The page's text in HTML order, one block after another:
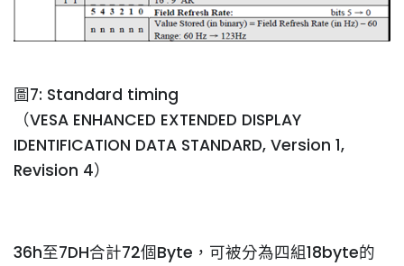
圖7: Standard timing
（VESA ENHANCED EXTENDED DISPLAY
IDENTIFICATION DATA STANDARD, Version 1,
Revision 4）
36h至7DH合計72個Byte，可被分為四組18byte的